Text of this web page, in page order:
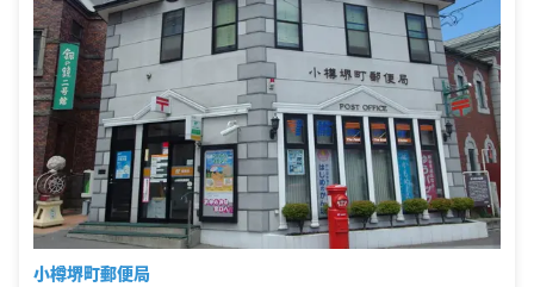
小樽堺町郵便局